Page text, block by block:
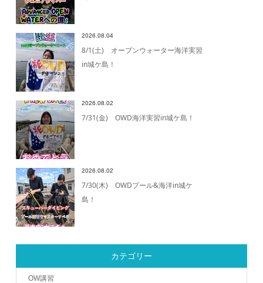
2026.08.04
8/1(土) オープンウォーター海洋実習
in城ケ島！
2026.08.02
7/31(金) OWD海洋実習in城ケ島！
2026.08.02
7/30(木) OWDプール&海洋in城ケ
島！
カテゴリー
OW講習